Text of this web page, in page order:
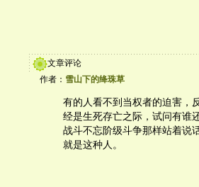
文章评论
作者： 雪山下的绛珠草
有的人看不到当权者的迫害，
经是生死存亡之际，试问有谁
战斗不忘阶级斗争那样站着说
就是这种人。